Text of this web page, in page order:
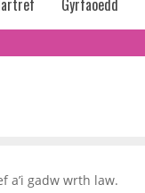
Gyrfaoedd
a’i gadw wrth law.